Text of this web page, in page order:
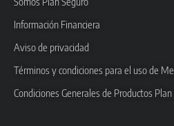
Información Financiera
Aviso de privacidad
Términos y condiciones para el uso de
Condiciones Generales de Productos